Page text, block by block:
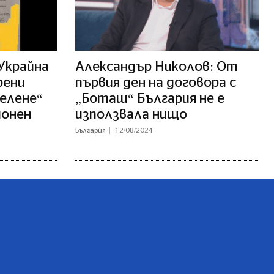
Александър Николов: От
първия ден на договора с
„Боташ“ България не е
използвала нищо
България 12/08/2024